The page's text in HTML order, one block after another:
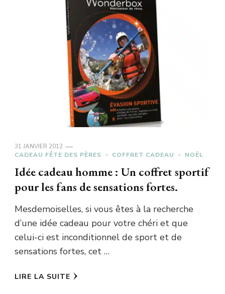
31 JANVIER 2012
CADEAU FÊTE DES PÈRES
COFFRET CADEAU NOËL
Idée cadeau homme : Un coffret sportif
pour les fans de sensations fortes.
Mesdemoiselles, si vous êtes à la recherche
d’une idée cadeau pour votre chéri et que
celui-ci est inconditionnel de sport et de
sensations fortes, cet …
LIRE LA SUITE